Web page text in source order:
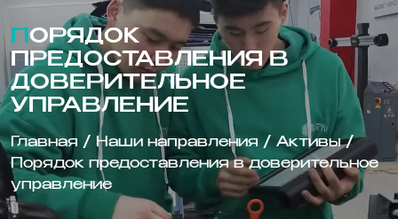
ПРЕДОСТАВЛЕНИЯ В
ДОВЕРИТЕЛЬНОЕ
УПРАВЛЕНИЕ
Главная / Наши направления / Активы/
Порядок предоставления в доверительное
управление